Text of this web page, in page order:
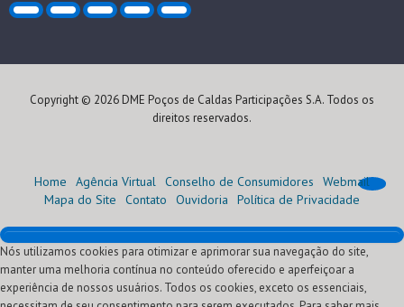
Copyright © 2026 DME Poços de Caldas Participações S.A. Todos os
direitos reservados.
Home Agência Virtual Conselho de Consumidores
Webmail
Mapa do Site
Contato Ouvidoria Política de Privacidade
Home
Institucional
Quem Somos
Atendimento
Nós utilizamos cookies para otimizar e aprimorar sua navegação do site,
manter uma melhoria contínua no conteúdo oferecido e aperfeiçoar a
experiência de nossos usuários. Todos os cookies, exceto os essenciais,